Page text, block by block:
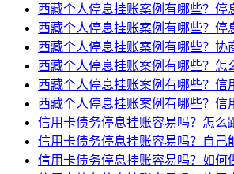
西藏个人停息挂账案例有哪些？停
西藏个人停息挂账案例有哪些？停
西藏个人停息挂账案例有哪些？
西藏个人停息挂账案例有哪些？怎
西藏个人停息挂账案例有哪些？
西藏个人停息挂账案例有哪些？
信用卡债务停息挂账容易吗？怎么
信用卡债务停息挂账容易吗？自己
信用卡债务停息挂账容易吗？如何